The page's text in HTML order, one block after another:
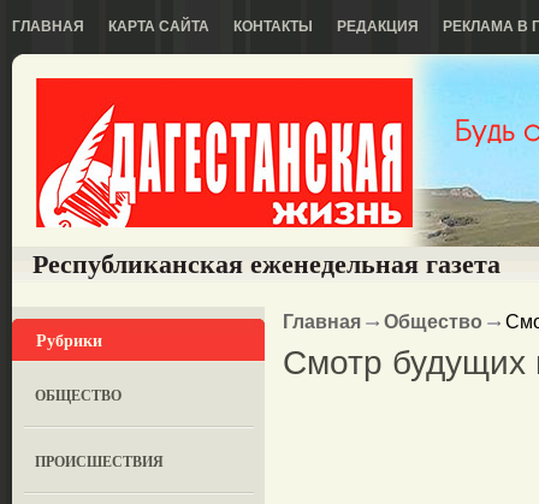
ГЛАВНАЯ КАРТА САЙТА КОНТАКТЫ РЕДАКЦИЯ РЕКЛАМА В
Республиканская еженедельная газета
Рубрики
ОБЩЕСТВО
ПРОИСШЕСТВИЯ
Главная Общество
Смотр будущих